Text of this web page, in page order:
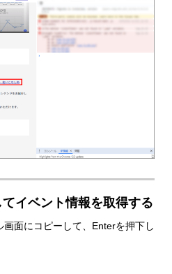
イベント情報を取得する
面にコピーして、Enterを押下し